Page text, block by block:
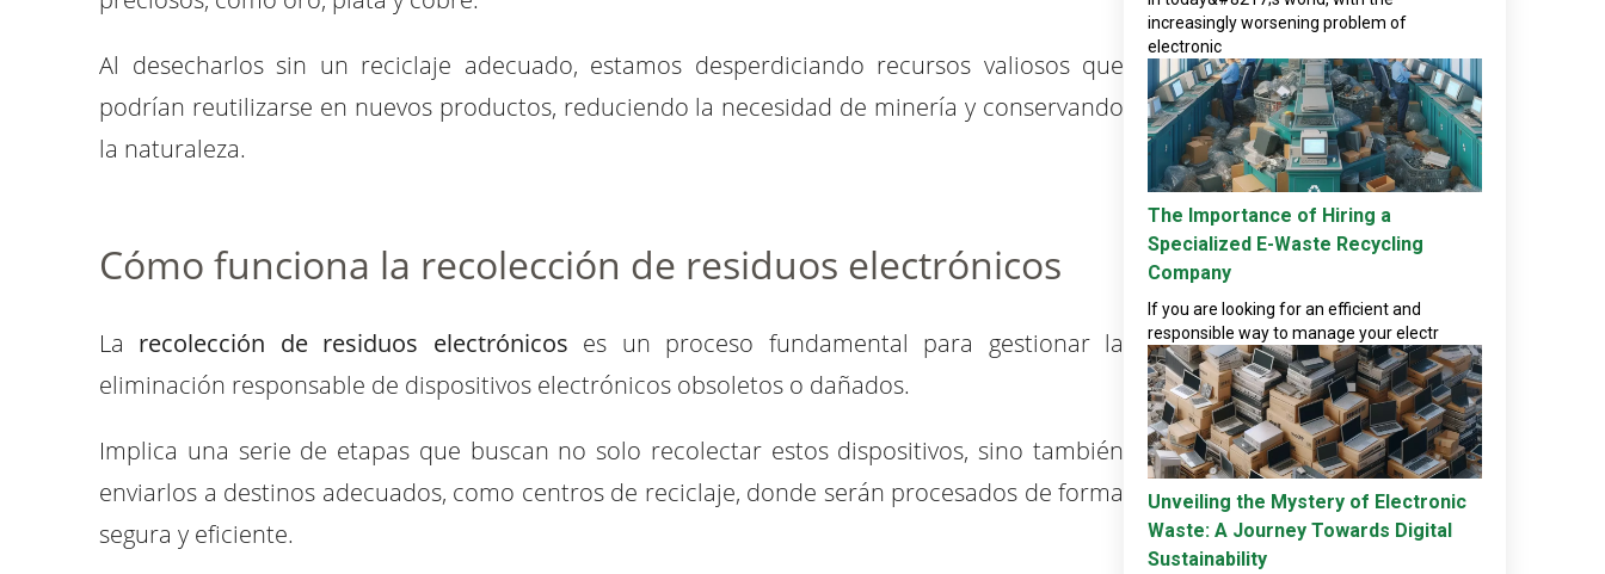
Al desecharlos sin un reciclaje adecuado, estamos desperdiciando recursos valiosos que
podrían reutilizarse en nuevos productos, reduciendo la necesidad de minería y conservando
la naturaleza.
Cómo funciona la recolección de residuos electrónicos
La recolección de residuos electrónicos es un proceso fundamental para gestionar la
eliminación responsable de dispositivos electrónicos obsoletos o dañados.
Implica una serie de etapas que buscan no solo recolectar estos dispositivos, sino también
enviarlos a destinos adecuados, como centros de reciclaje, donde serán procesados de forma
segura y eficiente.
increasingly worsening problem of
electronic
The Importance of Hiring a
Specialized E-Waste Recycling
Company
If you are looking for an efficient and
responsible way to manage your electr
Unveiling the Mystery of Electronic
Waste: A Journey Towards Digital
Sustainability